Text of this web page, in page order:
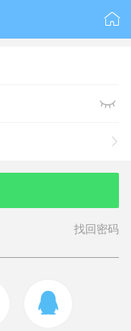



找回密码
